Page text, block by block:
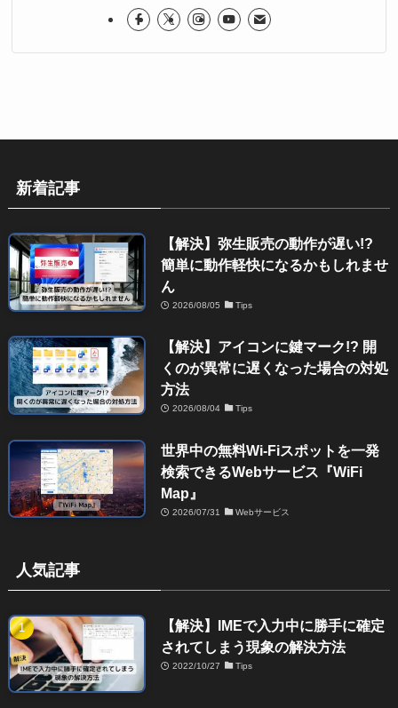
新着記事
【解決】弥生販売の動作が遅い!?
簡単に動作軽快になるかもしれませ
ん
2026/08/05 Tips
【解決】アイコンに鍵マーク!? 開
くのが異常に遅くなった場合の対処
方法
2026/08/04 Tips
世界中の無料Wi-Fiスポットを一発
検索できるWebサービス『WiFi
Map』
2026/07/31 Webサービス
人気記事
【解決】IMEで入力中に勝手に確定
されてしまう現象の解決方法
2022/10/27 Tips